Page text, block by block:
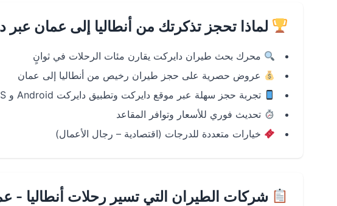
لماذا تحجز تذكرتك من أنطاليا إلى عمان عبر
محرك بحث طيران دايركت يقارن مئات الرحلات في ثوانٍ
عروض حصرية على حجز طيران رخيص من أنطاليا إلى عمان
تجربة حجز سهلة عبر موقع دايركت وتطبيق دايركت Android و iOS
تحديث فوري للأسعار وتوافر المقاعد
خيارات متعددة للدرجات (اقتصادية – رجال الأعمال)
شركات الطيران التي تسير رحلات أنطاليا -